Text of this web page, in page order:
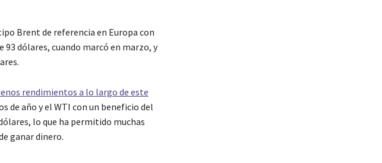
Brent de referencia en Europa con
dólares, cuando marcó en marzo, y
rendimientos a lo largo de este
de año y el WTI con un beneficio del
lo que ha permitido muchas
ganar dinero.